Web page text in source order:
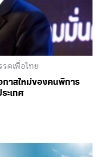
คเพื่อไทย
กาสใหม่ของคนพิการ
ะเทศ